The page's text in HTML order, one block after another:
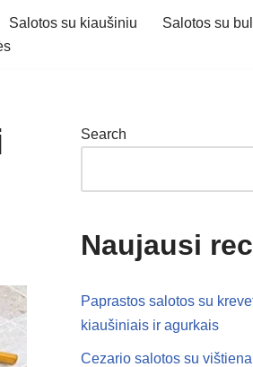
Salotos su kiaušiniu
Salotos su
Search
Naujausi
Paprastos salotos su
kiaušiniais ir agurkais
Cezario salotos su